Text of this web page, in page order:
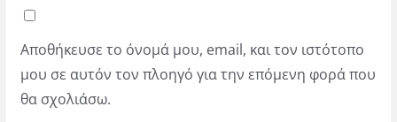
Αποθήκευσε το όνομά μου, email, και τον ιστότοπο
μου σε αυτόν τον πλοηγό για την επόμενη φορά που
θα σχολιάσω.